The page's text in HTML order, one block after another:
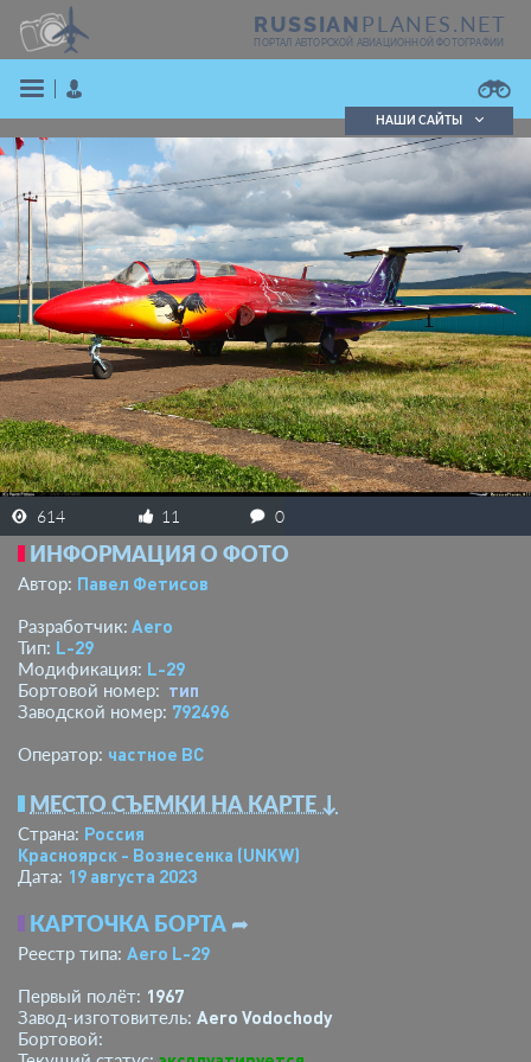
RUSSIAN PLANES.NET
ПОРТАЛ АВТОРСКОЙ АВИАЦИОННОЙ ФОТОГРАФИИ
ВОЙТИ
ЗАРЕГИСТРИРОВАТЬСЯ
Поиск фотографий
Поиск в реестре
Кратко
Подробно
НАШИ САЙТЫ
614 11 0
ИНФОРМАЦИЯ О ФОТО
Автор: Павел Фетисов
Разработчик: Aero
Тип: L-29
Модификация: L-29
Бортовой номер: тип
Заводской номер: 792496
Оператор: ­частное ВС­
МЕСТО СЪЕМКИ НА КАРТЕ ↓
Страна: Россия
Красноярск - Вознесенка (UNKW)
Дата: 19 августа 2023
КАРТОЧКА БОРТА ➦
Реестр типа: Aero L-29
Первый полёт: 1967
Завод-изготовитель: Aero Vodochody
Бортовой: